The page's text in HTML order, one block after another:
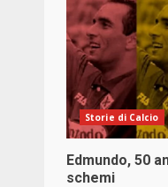
Storie di Calcio
Edmundo, 50
schemi